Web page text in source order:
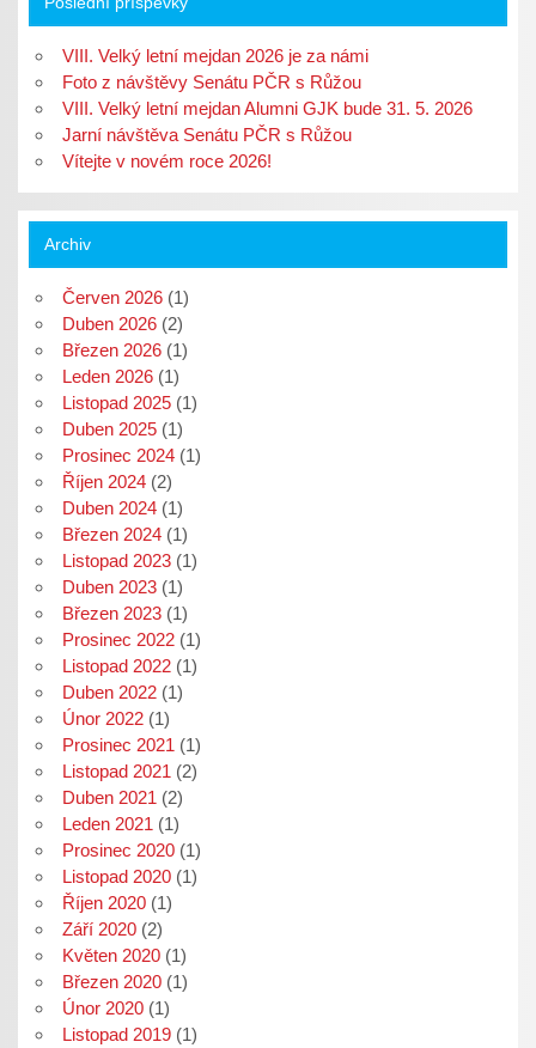
v
ř
n
ě
)
ř
e
e
v
n
o
v
é
m
o
k
e
s
v
n
o
v
é
m
o
n
ř
e
e
v
n
o
v
é
m
k
VIII. Velký letní mejdan 2026 je za námi
Foto z návštěvy Senátu PČR s Růžou
VIII. Velký letní mejdan Alumni GJK bude 31. 5. 2026
Jarní návštěva Senátu PČR s Růžou
Vítejte v novém roce 2026!
Archiv
Červen 2026(1)
Duben 2026(2)
Březen 2026(1)
Leden 2026(1)
Listopad 2025(1)
Duben 2025(1)
Prosinec 2024(1)
Říjen 2024(2)
Duben 2024(1)
Březen 2024(1)
Listopad 2023(1)
Duben 2023(1)
Březen 2023(1)
Prosinec 2022(1)
Listopad 2022(1)
Duben 2022(1)
Únor 2022(1)
Prosinec 2021 (1)
Listopad 2021 (2)
Duben 2021 (2)
Leden 2021 (1)
Prosinec 2020(1)
Listopad 2020(1)
Říjen 2020(1)
Září 2020(2)
Květen 2020(1)
Březen 2020(1)
Únor 2020(1)
Listopad 2019(1)